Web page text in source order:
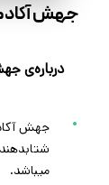
جهش
درباره‌ی
جهش
میباشد.